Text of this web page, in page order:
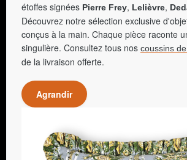
étoffes signées Pierre Frey, Lelièvre,
Découvrez notre sélection exclusive
conçus à la main. Chaque pièce raconte
singulière. Consultez tous nos coussins
de la livraison offerte.
Agrandir